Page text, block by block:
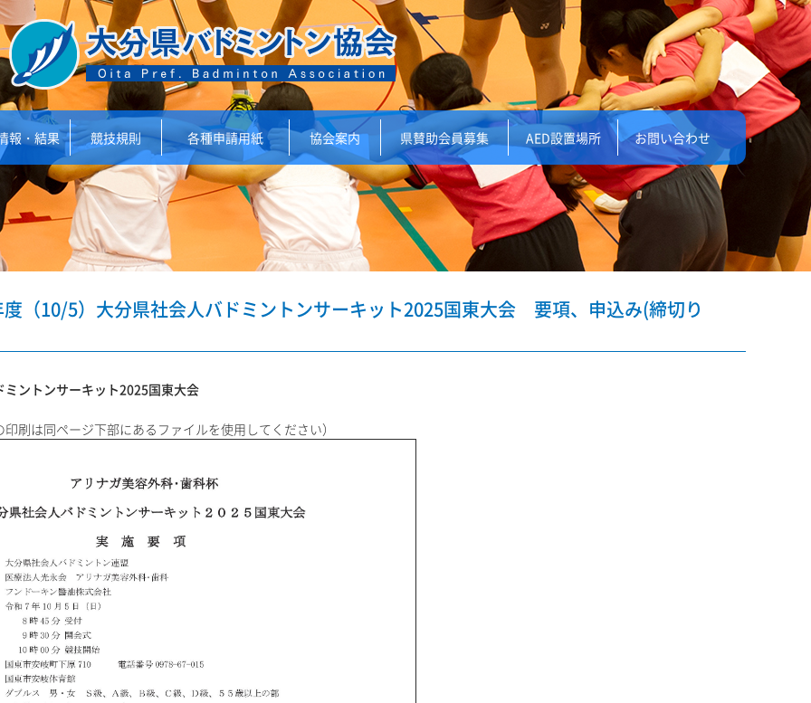
報・結果 競技規則 各種申請用紙 協会案内 県賛助会員募集 AED設置場所 お問い合わせ
（10/5）大分県社会人バドミントンサーキット2025国東大会 要項、申込み(締切り
ミントンサーキット2025国東大会
刷は同ページ下部にあるファイルを使用してください）